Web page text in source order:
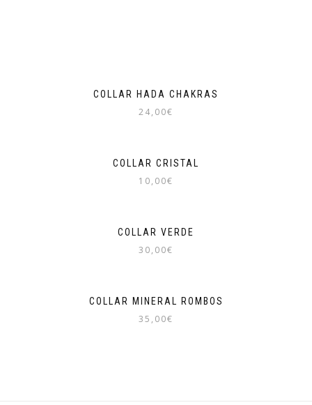
COLLAR HADA CHAKRAS
24,00€
COLLAR CRISTAL
10,00€
COLLAR VERDE
30,00€
COLLAR MINERAL ROMBOS
35,00€